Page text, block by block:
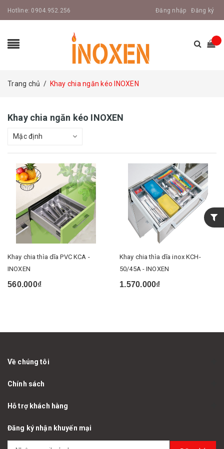
Hotline: 0904.952.256 Đăng nhập Đăng ký
Trang chủ / Khay chia ngăn kéo INOXEN
Khay chia ngăn kéo INOXEN
Khay chia thìa dĩa PVC KCA -
INOXEN
560.000₫
Khay chia thìa dĩa inox KCH-
50/45A - INOXEN
1.570.000₫
Về chúng tôi
Chính sách
Hỗ trợ khách hàng
Đăng ký nhận khuyến mại